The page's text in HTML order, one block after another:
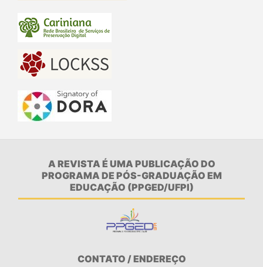
A REVISTA É UMA PUBLICAÇÃO DO
PROGRAMA DE PÓS-GRADUAÇÃO EM
EDUCAÇÃO (PPGED/UFPI)
CONTATO / ENDEREÇO